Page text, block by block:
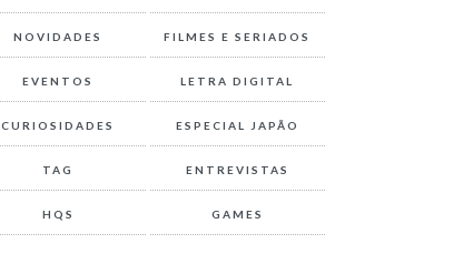
NOVIDADES FILMES E SERIADOS
EVENTOS LETRA DIGITAL
CURIOSIDADES ESPECIAL JAPÃO
TAG ENTREVISTAS
HQS GAMES